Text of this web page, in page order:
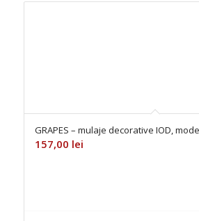
GRAPES – mulaje decorative IOD,
157,00 lei